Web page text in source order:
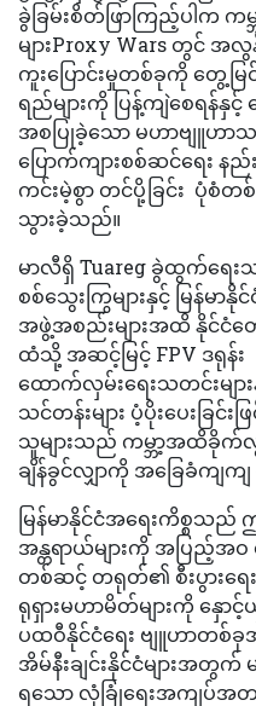
ခွဲခြမ်းစိတ်ဖြာကြည့်ပါက က
များProxy Wars တွင် အ
ကူးပြောင်းမှုတစ်ခုကို တွေ့မြ
ရည်များကို ပြန့်ကျဲစေရန်နှ
အစပြုခဲ့သော မဟာဗျူဟာသ
ပြောက်ကျားစစ်ဆင်ရေး န
ကင်းမဲ့စွာ တင်ပို့ခြင်း ပုံစံတစ်
သွားခဲ့သည်။
မာလီရှိ Tuareg ခွဲထွက်ရေးသ
စစ်သွေးကြွများနှင့် မြန်မ
အဖွဲ့အစည်းများအထိ နိုင်ငံ
ထံသို့ အဆင့်မြင့် FPV ဒရုန်း
ထောက်လှမ်းရေးသတင်းမျာ
သင်တန်းများ ပံ့ပိုးပေးခြ
သူများသည် ကမ္ဘာ့အထိခိုက်
ချိန်ခွင်လျှာကို အခြေခံကျက
မြန်မာနိုင်ငံအရေးကိစ္စသ
အန္တရာယ်များကို အပြည့်အဝ
တစ်ဆင့် တရုတ်၏ စီးပွားရေ
ရုရှားမဟာမိတ်များကို နှေ
ပထဝီနိုင်ငံရေး ဗျူဟာတစ်
အိမ်နီးချင်းနိုင်ငံများအတွ
ရသော လုံခြုံရေးအကျပ်အတ